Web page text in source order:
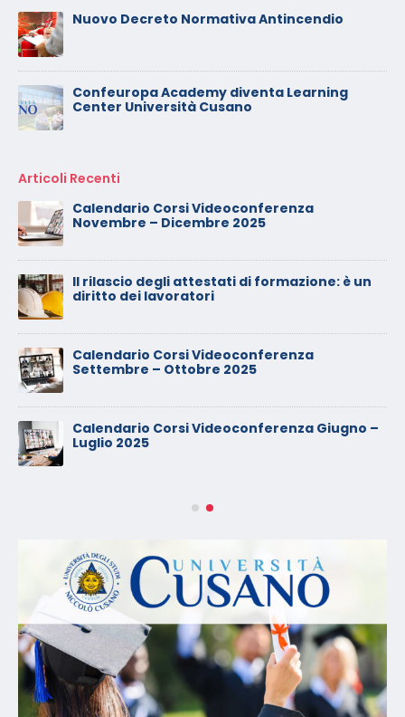
Nuovo Decreto Normativa Antincendio
Confeuropa Academy diventa Learning
Center Università Cusano
Articoli Recenti
Calendario Corsi Videoconferenza
Novembre – Dicembre 2025
Il rilascio degli attestati di formazione: è un
diritto dei lavoratori
Calendario Corsi Videoconferenza
Settembre – Ottobre 2025
Calendario Corsi Videoconferenza Giugno –
Luglio 2025